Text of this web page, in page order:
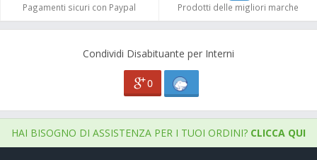
Pagamenti sicuri con Paypal Prodotti delle migliori marche
Condividi Disabituante per Interni
0
HAI BISOGNO DI ASSISTENZA PER I TUOI ORDINI? CLICCA QUI